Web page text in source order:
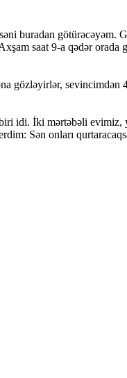
buradan götürəcəyəm.
saat 9-a qədər orada
gözləyirlər, sevincimdən
idi. İki mərtəbəli evimiz,
Sən onları